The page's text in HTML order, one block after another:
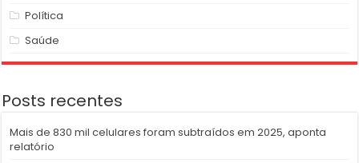
Política
Saúde
Posts recentes
Mais de 830 mil celulares foram subtraídos em 2025, aponta
relatório